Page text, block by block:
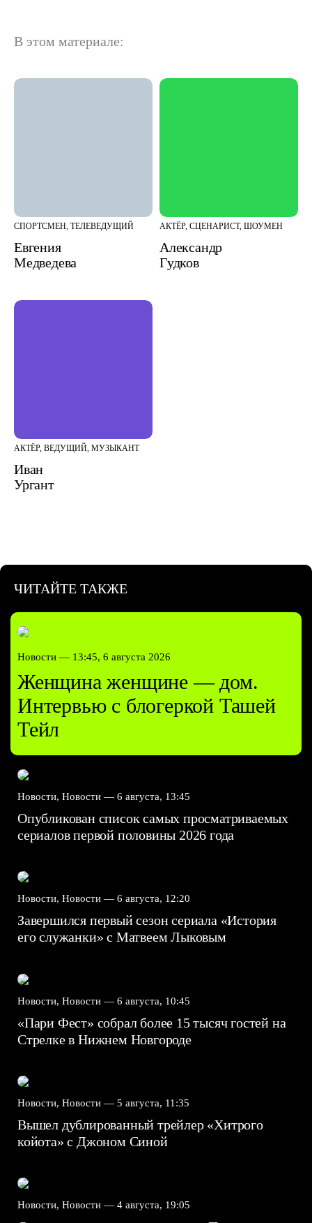
В этом материале:
СПОРТСМЕН, ТЕЛЕВЕДУЩИЙ
Евгения
Медведева
АКТЁР, СЦЕНАРИСТ, ШОУМЕН
Александр
Гудков
АКТЁР, ВЕДУЩИЙ, МУЗЫКАНТ
Иван
Ургант
ЧИТАЙТЕ ТАКЖЕ
Новости — 13:45, 6 августа 2026
Женщина женщине — дом.
Интервью с блогеркой Ташей
Тейл
Новости, Новости — 6 августа, 13:45
Опубликован список самых просматриваемых
сериалов первой половины 2026 года
Новости, Новости — 6 августа, 12:20
Завершился первый сезон сериала «История
его служанки» с Матвеем Лыковым
Новости, Новости — 6 августа, 10:45
«Пари Фест» собрал более 15 тысяч гостей на
Стрелке в Нижнем Новгороде
Новости, Новости — 5 августа, 11:35
Вышел дублированный трейлер «Хитрого
койота» с Джоном Синой
Новости, Новости — 4 августа, 19:05